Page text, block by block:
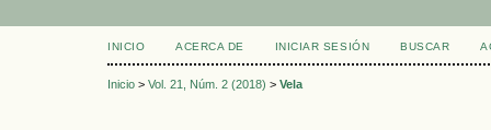
INICIO ACERCA DE INICIAR SESIÓN BUSCAR
Inicio > Vol. 21, Núm. 2 (2018) > Vela